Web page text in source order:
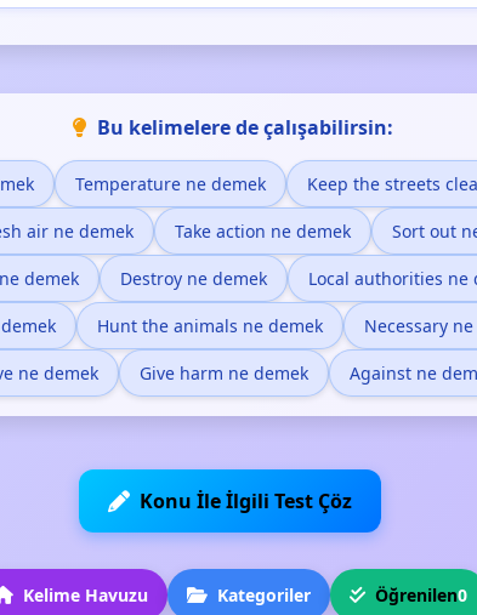
Bu kelimelere de çalışabilirsin:
Temperature ne demek Keep the streets
air ne demek Take action ne demek Sort out
demek Destroy ne demek Local authorities ne
Hunt the animals ne demek Necessary
ne demek Give harm ne demek Against ne
Konu İle İlgili Test Çöz
Kelime Havuzu Kategoriler Öğrenilen0